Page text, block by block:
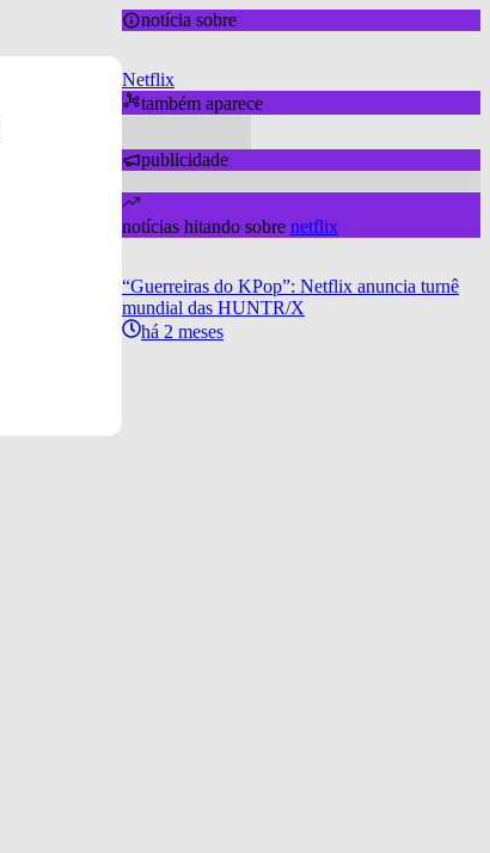
notícia sobre
Netflix
também aparece
publicidade
notícias hitando sobre netflix
“Guerreiras do KPop”: Netflix anuncia turnê
mundial das HUNTR/X
há 2 meses